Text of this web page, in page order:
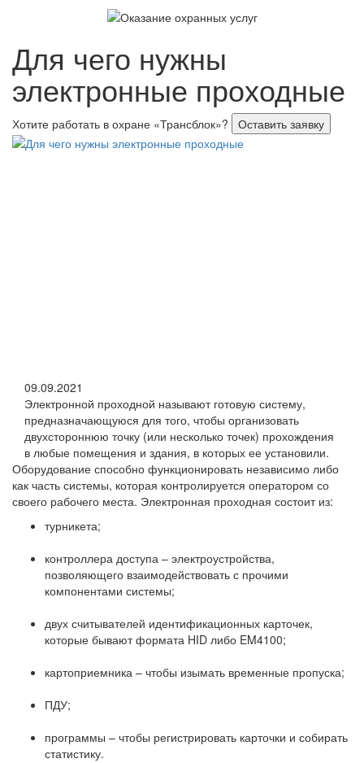
Для чего нужны
электронные проходные
Хотите работать в охране «Трансблок»? Оставить заявку
09.09.2021
Электронной проходной называют готовую систему,
предназначающуюся для того, чтобы организовать
двухстороннюю точку (или несколько точек) прохождения
в любые помещения и здания, в которых ее установили.
Оборудование способно функционировать независимо либо
как часть системы, которая контролируется оператором со
своего рабочего места. Электронная проходная состоит из:
турникета;
контроллера доступа – электроустройства,
позволяющего взаимодействовать с прочими
компонентами системы;
двух считывателей идентификационных карточек,
которые бывают формата HID либо EM4100;
картоприемника – чтобы изымать временные пропуска;
ПДУ;
программы – чтобы регистрировать карточки и собирать
статистику.